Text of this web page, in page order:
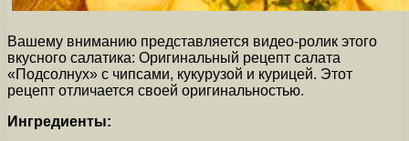
Вашему вниманию представляется видео-ролик этого
вкусного салатика: Оригинальный рецепт салата
«Подсолнух» с чипсами, кукурузой и курицей. Этот
рецепт отличается своей оригинальностью.
Ингредиенты: